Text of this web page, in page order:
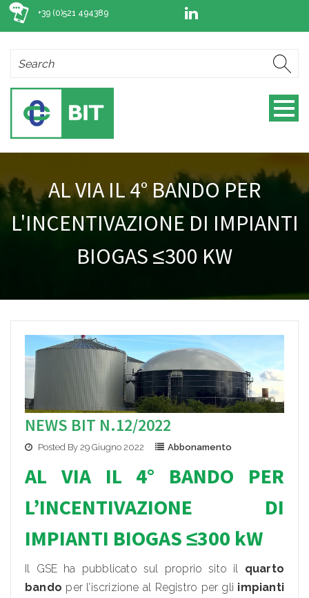
+39 (0)521 494389
AL VIA IL 4° BANDO PER
L'INCENTIVAZIONE DI IMPIANTI
BIOGAS ≤300 KW
NEWS BIT N.12/2022
Posted By 29 Giugno 2022 Abbonamento
AL VIA IL 4° BANDO PER
L’INCENTIVAZIONE DI
IMPIANTI BIOGAS≤300 kW
Il GSE ha pubblicato sul proprio sito il quarto
bando per l’iscrizione al Registro per gli impianti